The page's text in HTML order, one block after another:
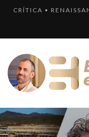
CRÍTICA •
LOS 10 HOTELES
¿CUÁL ES LA
LOS 10 HOTELES